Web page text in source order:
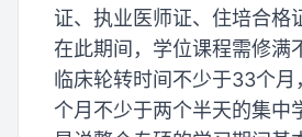
证、执业医师证、住培合格
在此期间，学位课程需修满
临床轮转时间不少于33个月
个月不少于两个半天的集中